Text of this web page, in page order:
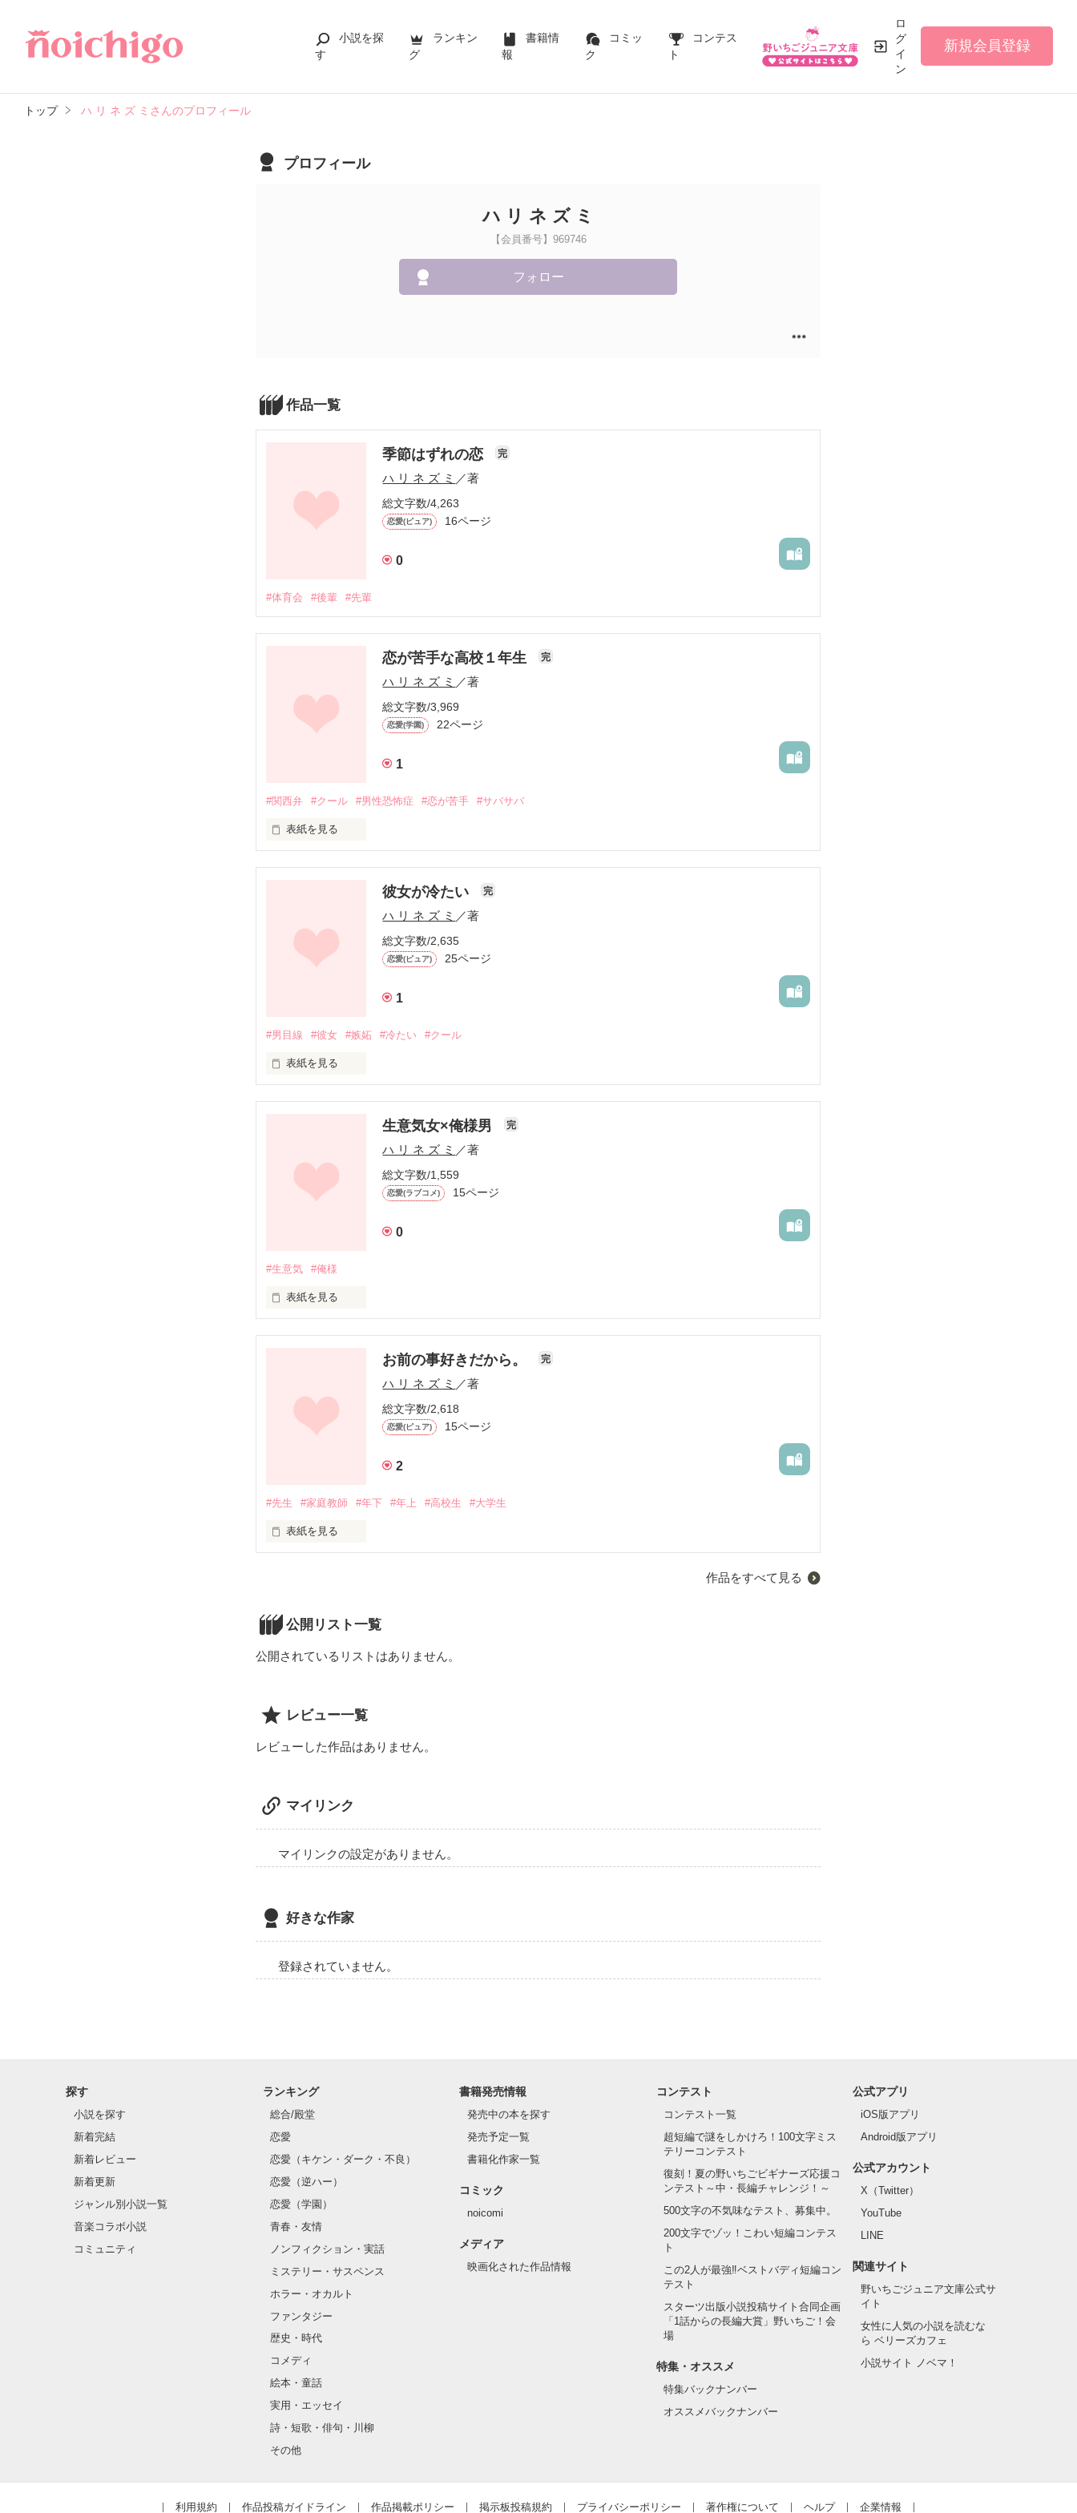
小説を探
す
ランキン
グ
書籍情
報
コミッ
ク
コンテス
ト
ロ
グ
イ
ン
新規会員登録
トップ ハ リ ネ ズ ミさんのプロフィール
プロフィール
ハ リ ネ ズ ミ
【会員番号】969746
フォロー
作品一覧
季節はずれの恋 完
ハ リ ネ ズ ミ ／著
総文字数/4,263
恋愛(ピュア) 16ページ
0
#体育会 #後輩 #先輩
恋が苦手な高校１年生 完
ハ リ ネ ズ ミ ／著
総文字数/3,969
恋愛(学園) 22ページ
1
#関西弁 #クール #男性恐怖症 #恋が苦手 #サバサバ
表紙を見る
彼女が冷たい 完
ハ リ ネ ズ ミ ／著
総文字数/2,635
恋愛(ピュア) 25ページ
1
#男目線 #彼女 #嫉妬 #冷たい #クール
表紙を見る
生意気女×俺様男 完
ハ リ ネ ズ ミ ／著
総文字数/1,559
恋愛(ラブコメ) 15ページ
0
#生意気 #俺様
表紙を見る
お前の事好きだから。 完
ハ リ ネ ズ ミ ／著
総文字数/2,618
恋愛(ピュア) 15ページ
2
#先生 #家庭教師 #年下 #年上 #高校生 #大学生
表紙を見る
作品をすべて見る
公開リスト一覧
公開されているリストはありません。
レビュー一覧
レビューした作品はありません。
マイリンク
マイリンクの設定がありません。
好きな作家
登録されていません。
探す
小説を探す
新着完結
新着レビュー
新着更新
ジャンル別小説一覧
音楽コラボ小説
コミュニティ
ランキング
総合/殿堂
恋愛
恋愛（キケン・ダーク・不良）
恋愛（逆ハー）
恋愛（学園）
青春・友情
ノンフィクション・実話
ミステリー・サスペンス
ホラー・オカルト
ファンタジー
歴史・時代
コメディ
絵本・童話
実用・エッセイ
詩・短歌・俳句・川柳
その他
書籍発売情報
発売中の本を探す
発売予定一覧
書籍化作家一覧
コミック
noicomi
メディア
映画化された作品情報
コンテスト
コンテスト一覧
超短編で謎をしかけろ！100文字ミス
テリーコンテスト
復刻！夏の野いちごビギナーズ応援コ
ンテスト～中・長編チャレンジ！～
500文字の不気味なテスト、募集中。
200文字でゾッ！こわい短編コンテス
ト
この2人が最強‼ベストバディ短編コン
テスト
スターツ出版小説投稿サイト合同企画
「1話からの長編大賞」野いちご！会
場
特集・オススメ
特集バックナンバー
オススメバックナンバー
公式アプリ
iOS版アプリ
Android版アプリ
公式アカウント
X（Twitter）
YouTube
LINE
関連サイト
野いちごジュニア文庫公式サ
イト
女性に人気の小説を読むな
ら ベリーズカフェ
小説サイト ノベマ！
利用規約 作品投稿ガイドライン 作品掲載ポリシー 掲示板投稿規約 プライバシーポリシー 著作権について ヘルプ 企業情報